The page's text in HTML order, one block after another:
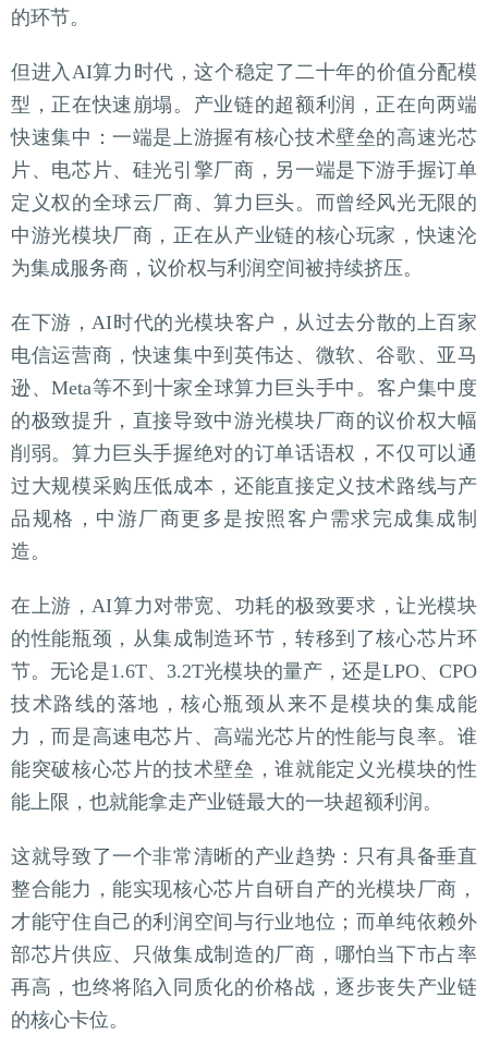
的环节。
但进入AI算力时代，这个稳定了二十年的价值分配模
型，正在快速崩塌。产业链的超额利润，正在向两端
快速集中：一端是上游握有核心技术壁垒的高速光芯
片、电芯片、硅光引擎厂商，另一端是下游手握订单
定义权的全球云厂商、算力巨头。而曾经风光无限的
中游光模块厂商，正在从产业链的核心玩家，快速沦
为集成服务商，议价权与利润空间被持续挤压。
在下游，AI时代的光模块客户，从过去分散的上百家
电信运营商，快速集中到英伟达、微软、谷歌、亚马
逊、Meta等不到十家全球算力巨头手中。客户集中度
的极致提升，直接导致中游光模块厂商的议价权大幅
削弱。算力巨头手握绝对的订单话语权，不仅可以通
过大规模采购压低成本，还能直接定义技术路线与产
品规格，中游厂商更多是按照客户需求完成集成制
造。
在上游，AI算力对带宽、功耗的极致要求，让光模块
的性能瓶颈，从集成制造环节，转移到了核心芯片环
节。无论是1.6T、3.2T光模块的量产，还是LPO、CPO
技术路线的落地，核心瓶颈从来不是模块的集成能
力，而是高速电芯片、高端光芯片的性能与良率。谁
能突破核心芯片的技术壁垒，谁就能定义光模块的性
能上限，也就能拿走产业链最大的一块超额利润。
这就导致了一个非常清晰的产业趋势：只有具备垂直
整合能力，能实现核心芯片自研自产的光模块厂商，
才能守住自己的利润空间与行业地位；而单纯依赖外
部芯片供应、只做集成制造的厂商，哪怕当下市占率
再高，也终将陷入同质化的价格战，逐步丧失产业链
的核心卡位。